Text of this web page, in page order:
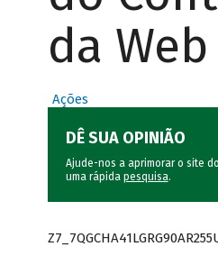
da Web
Ações
DÊ SUA OPINIÃO
Ajude-nos a aprimorar o site
uma rápida pesquisa.